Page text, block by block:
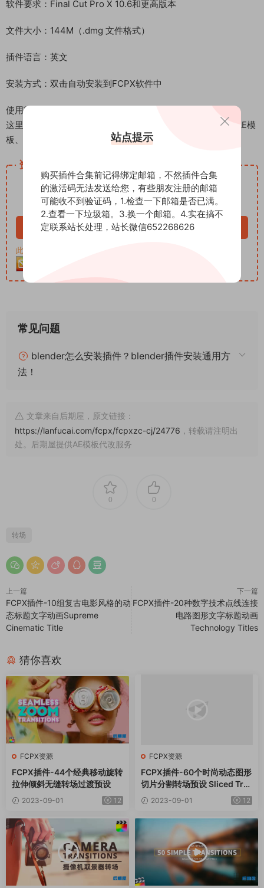
软件要求：Final Cut Pro X 10.6和更高版本
文件大小：144M（.dmg 文件格式）
插件语言：英文
安装方式：双击自动安装到FCPX软件中
使用辅助：带插件使用位置截图+视频教程
这里是后期屋资源站，欢迎您来后期屋下载影视后期资源（AE模
板、PR模板、音视频频素材各种插件等）
资源下载
下载价格 12.99积分
VIP免费
立即购买
此资源购买后30天内可下载。客服QQ：652268626
常见问题
blender怎么安装插件？blender插件安装通用方
法！
文章来自后期屋，原文链接：
https://lanfucai.com/fcpx/fcpxzc-cj/24776 ，转载请注明出
处。后期屋提供AE模板代改服务
0 0
转场
上一篇
FCPX插件-10组复古电影风格的动
态标题文字动画Supreme
Cinematic Title
下一篇
FCPX插件-20种数字技术点线连接
电路图形文字标题动画
Technology Titles
猜你喜欢
FCPX资源
FCPX插件-44个经典移动旋转
拉伸倾斜无缝转场过渡预设
2023-09-01 12
FCPX资源
FCPX插件-60个时尚动态图形
切片分割转场预设 Sliced Tra
nsitions
2023-09-01 12
站点提示
购买插件合集前记得绑定邮箱，不然插件合集
的激活码无法发送给您，有些朋友注册的邮箱
可能收不到验证码，1.检查一下邮箱是否已满。
2.查看一下垃圾箱。3.换一个邮箱。4.实在搞不
定联系站长处理，站长微信652268626